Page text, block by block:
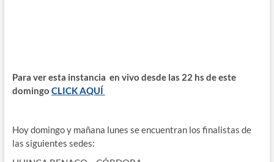
Para ver esta instancia en vivo desde las 22 hs de este
domingo CLICK AQUÍ
Hoy domingo y mañana lunes se encuentran los finalistas de
las siguientes sedes: